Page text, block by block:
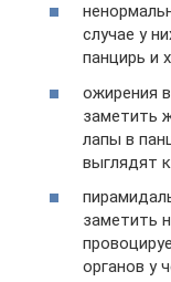
случае у
панцирь и
ожирения
заметить
лапы в
выглядят
заметить
органов у